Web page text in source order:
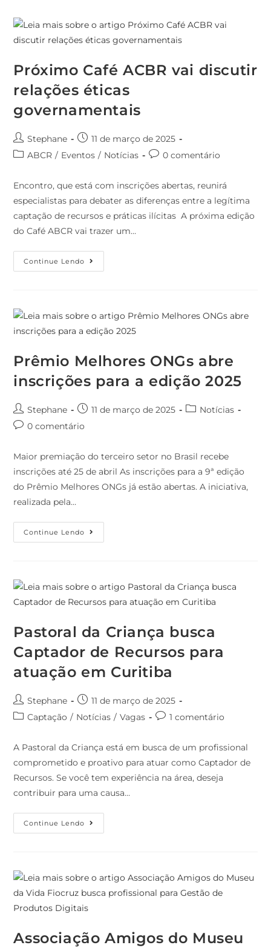
Próximo Café ACBR vai discutir
relações éticas
governamentais
Stephane
11 de março de 2025
ABCR / Eventos / Notícias 0 comentário
Encontro, que está com inscrições abertas, reunirá
especialistas para debater as diferenças entre a legítima
captação de recursos e práticas ilícitas A próxima edição
do Café ABCR vai trazer um…
Continue Lendo
Prêmio Melhores ONGs abre
inscrições para a edição 2025
Stephane 11 de março de 2025
Notícias
0 comentário
Maior premiação do terceiro setor no Brasil recebe
inscrições até 25 de abril As inscrições para a 9ª edição
do Prêmio Melhores ONGs já estão abertas. A iniciativa,
realizada pela…
Continue Lendo
Pastoral da Criança busca
Captador de Recursos para
atuação em Curitiba
Stephane
11 de março de 2025
Captação / Notícias / Vagas 1 comentário
A Pastoral da Criança está em busca de um profissional
comprometido e proativo para atuar como Captador de
Recursos. Se você tem experiência na área, deseja
contribuir para uma causa…
Continue Lendo
Associação Amigos do Museu